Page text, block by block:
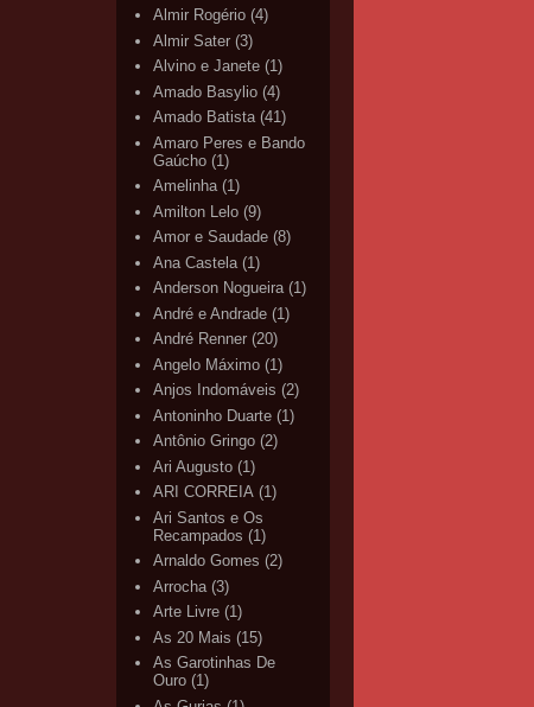
Almir Rogério (4)
Almir Sater (3)
Alvino e Janete (1)
Amado Basylio (4)
Amado Batista (41)
Amaro Peres e Bando
Gaúcho (1)
Amelinha (1)
Amilton Lelo (9)
Amor e Saudade (8)
Ana Castela (1)
Anderson Nogueira (1)
André e Andrade (1)
André Renner (20)
Angelo Máximo (1)
Anjos Indomáveis (2)
Antoninho Duarte (1)
Antônio Gringo (2)
Ari Augusto (1)
ARI CORREIA (1)
Ari Santos e Os
Recampados (1)
Arnaldo Gomes (2)
Arrocha (3)
Arte Livre (1)
As 20 Mais (15)
As Garotinhas De
Ouro (1)